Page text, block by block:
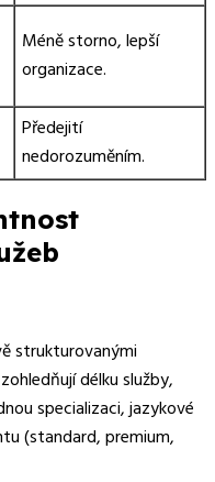
Méně storno, lepší
organizace.
Předejití
nedorozuměním.
strukturovanými
délku služby,
specializaci, jazykové
(standard, premium,